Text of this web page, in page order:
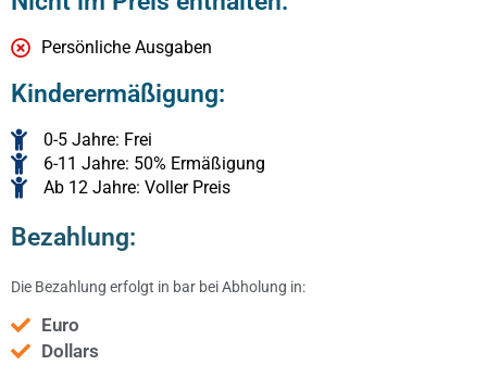
Persönliche Ausgaben
Kinderermäßigung:
0-5 Jahre: Frei
6-11 Jahre: 50% Ermäßigung
Ab 12 Jahre: Voller Preis
Bezahlung:
Die Bezahlung erfolgt in bar bei Abholung in:
Euro
Dollars